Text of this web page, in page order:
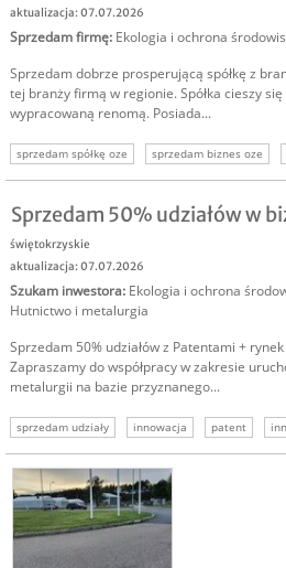
aktualizacja: 07.07.2026
Sprzedam firmę: Ekologia i ochrona
Sprzedam dobrze prosperującą spółkę z
tej branży firmą w regionie. Spółka cieszy
wypracowaną renomą. Posiada...
sprzedam spółkę oze sprzedam biznes oze
inwestor oze
oze odnawialne źródła
Sprzedam 50% udziałów w
świętokrzyskie
aktualizacja: 07.07.2026
Szukam inwestora: Ekologia i ochrona
Hutnictwo i metalurgia
Sprzedam 50% udziałów z Patentami +
Zapraszamy do współpracy w zakresie
metalurgii na bazie przyznanego...
sprzedam udziały innowacja patent